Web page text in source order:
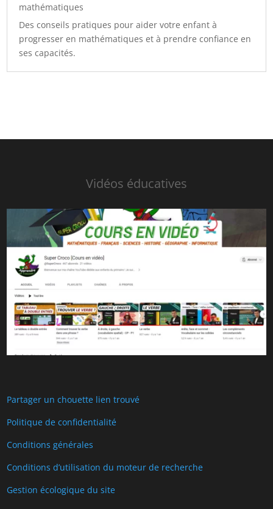
mathématiques
Des conseils pratiques pour aider votre enfant à
progresser en mathématiques et à prendre confiance en
ses capacités.
Vidéos éducatives
Partager un chouette lien trouvé
Politique de confidentialité
Conditions générales
Conditions d’utilisation du moteur de recherche
Gestion écologique du site